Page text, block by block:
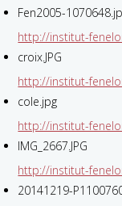
Fen2005-
http://institut-
croix.JPG
http://institut-
cole.jpg
http://institut-
IMG_2667.JPG
http://institut-
20141219-